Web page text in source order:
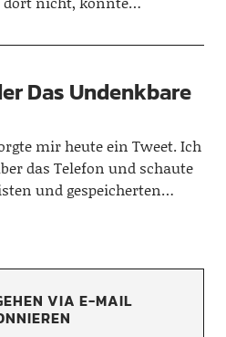
Das Undenkbare
mir heute ein Tweet. Ich
das Telefon und schaute
und gespeicherten…
VIA E-MAIL